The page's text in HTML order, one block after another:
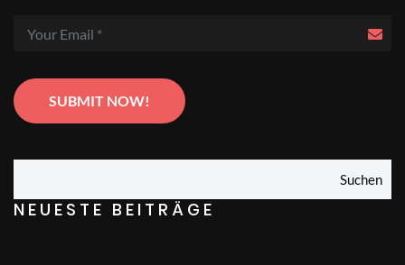
Suchen
NEUESTE BEITRÄGE